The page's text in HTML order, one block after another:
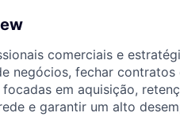
comerciais e
negócios, fechar
em aquisição,
e garantir um alto